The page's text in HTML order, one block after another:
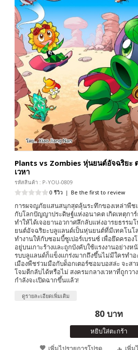
Plants vs Zombies หุ่นยนต์อัจฉริยะ
เวหา
รหัสสินค้า : P-YOU-0809
0 รีวิว | Be the first to review
การผจญภัยแสนสนุกสุดลุ้นระทึกของเหล่าพืช
กับโลกปัญญาประดิษฐ์แห่งอนาคต เกิดเหตุกา
ทำให้ได้เจอยานอวกาศลึกลับแห่งอารยธรรม
ยนต์อัจฉริยะบลูแลนด์เป็นหุ่นยนต์ที่มีเทคโนโ
ทำงานให้กับซอมบี้ซูเปอร์เบรนซ์ เพื่อยึดครอ
อยู่บนเกาะร้างและถูกบังคับใช้เเรงงานอย่าง
รบบลูแลนด์ก็แข็งแกร่งมากถึงขึ้นไม่มีใครทำอ
เมืองพืชร่วมมือกับด็อกเตอร์ซอมบอสล่ะ จะส
โจมตีกลับได้หรือไม่ สงครมกลางเวหาที่ถูกวา
กำลังจะเปิดฉากขึ้นแล้ว!
ดูรายละเอียดเพิ่มเติม
80 บาท
หยิบใส่ตะกร้า